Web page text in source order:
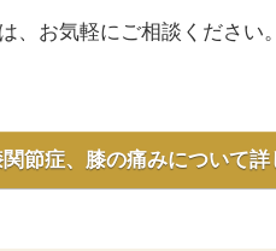
、お気軽にご相談ください。
節症、膝の痛みについて詳